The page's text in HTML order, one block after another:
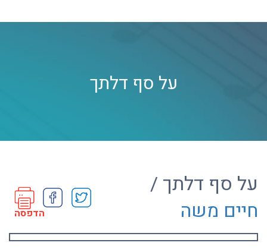
על סף דלתך
על סף דלתך /
חיים משה
הדפסה